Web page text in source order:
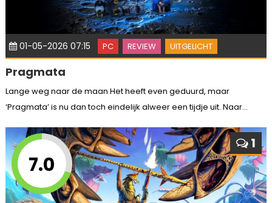
01-05-2026 07:15 PC REVIEW UITGELICHT
Pragmata
Lange weg naar de maan Het heeft even geduurd, maar
‘Pragmata’ is nu dan toch eindelijk alweer een tijdje uit. Naar...
7.0
1